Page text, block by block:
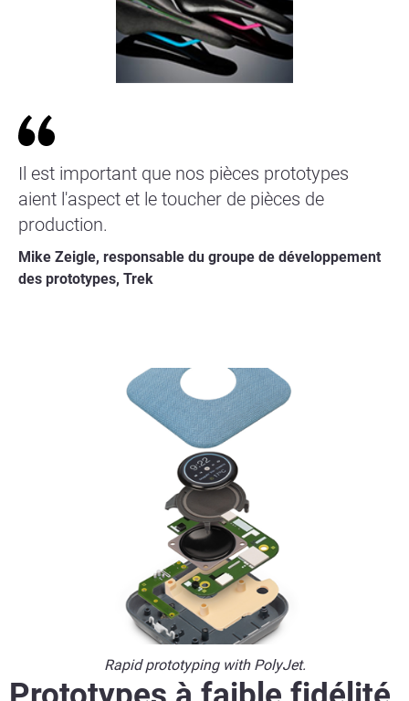
Il est important que nos pièces prototypes
aient l'aspect et le toucher de pièces de
production.
Mike Zeigle, responsable du groupe de développement
des prototypes, Trek
Rapid prototyping with PolyJet.